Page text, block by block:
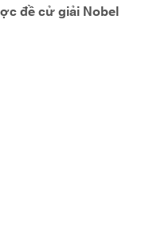
đề cử giải Nobel